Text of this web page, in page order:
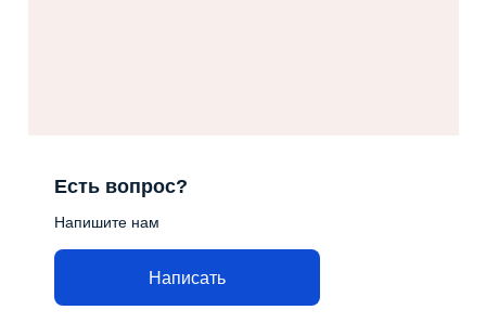
Есть вопрос?
Напишите нам
Написать